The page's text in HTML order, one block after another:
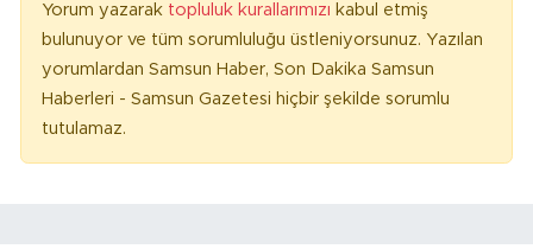
Yorum yazarak topluluk kurallarımızı kabul etmiş
bulunuyor ve tüm sorumluluğu üstleniyorsunuz. Yazılan
yorumlardan Samsun Haber, Son Dakika Samsun
Haberleri - Samsun Gazetesi hiçbir şekilde sorumlu
tutulamaz.